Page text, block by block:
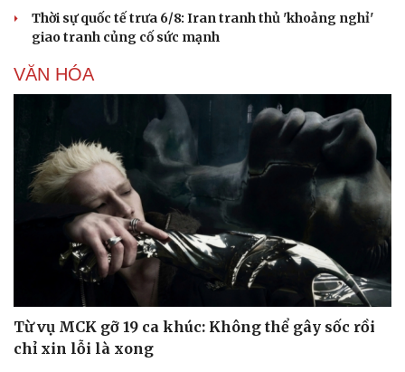
Thời sự quốc tế trưa 6/8: Iran tranh thủ 'khoảng nghỉ'
giao tranh củng cố sức mạnh
VĂN HÓA
Từ vụ MCK gỡ 19 ca khúc: Không thể gây sốc rồi
chỉ xin lỗi là xong